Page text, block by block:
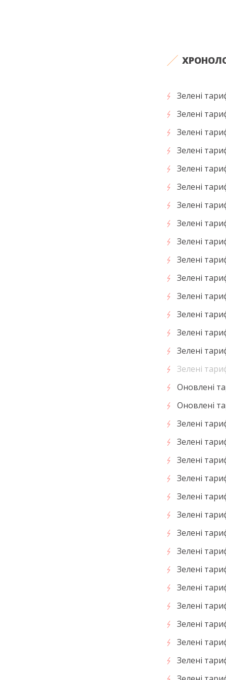
Зелені
Зелені
Зелені
Зелені
Зелені
Зелені
Зелені
Зелені
Зелені
Зелені
Зелені
Зелені
Зелені
Зелені
Зелені
Зелені
Оновлені
Оновлені
Зелені
Зелені
Зелені
Зелені
Зелені
Зелені
Зелені
Зелені
Зелені
Зелені
Зелені
Зелені
Зелені
Зелені